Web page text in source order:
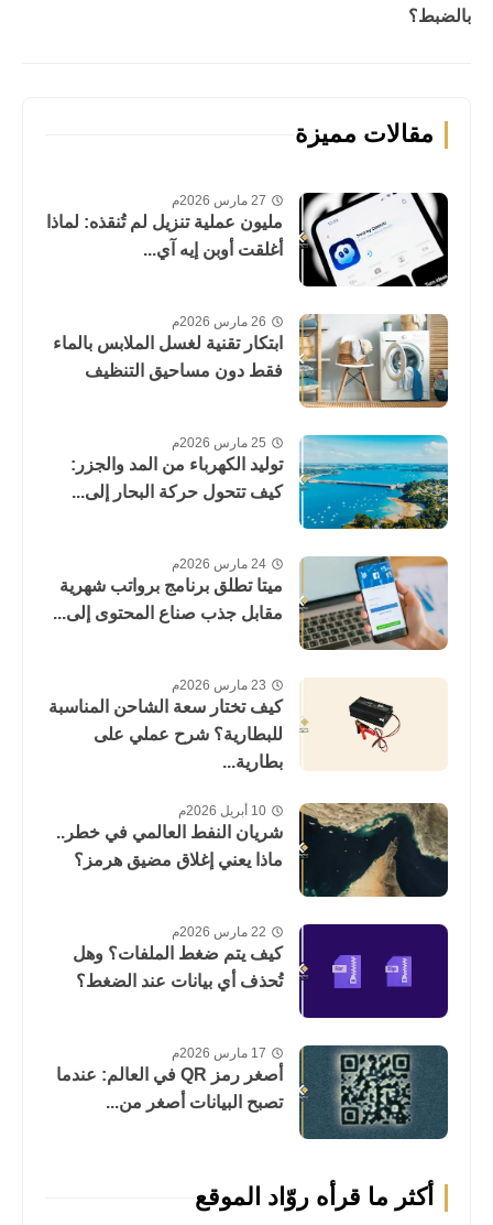
بالضبط؟
مقالات مميزة
27 مارس 2026م
مليون عملية تنزيل لم تُنقذه: لماذا
أغلقت أوبن إيه آي...
26 مارس 2026م
ابتكار تقنية لغسل الملابس بالماء
فقط دون مساحيق التنظيف
25 مارس 2026م
توليد الكهرباء من المد والجزر:
كيف تتحول حركة البحار إلى...
24 مارس 2026م
ميتا تطلق برنامج برواتب شهرية
مقابل جذب صناع المحتوى إلى...
23 مارس 2026م
كيف تختار سعة الشاحن المناسبة
للبطارية؟ شرح عملي على
بطارية...
10 أبريل 2026م
شريان النفط العالمي في خطر..
ماذا يعني إغلاق مضيق هرمز؟
22 مارس 2026م
كيف يتم ضغط الملفات؟ وهل
تُحذف أي بيانات عند الضغط؟
17 مارس 2026م
أصغر رمز QR في العالم: عندما
تصبح البيانات أصغر من...
أكثر ما قرأه روّاد الموقع